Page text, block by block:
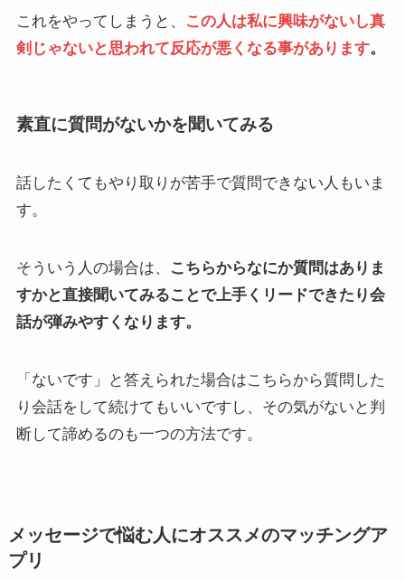
これをやってしまうと、
この人は私に興味がないし真
剣じゃないと思われて反応が悪くなる事があります。
素直に質問がないかを聞いてみる
話したくてもやり取りが苦手で質問できない人もいま
す。
そういう人の場合は、
こちらからなにか質問はありま
すかと直接聞いてみることで上手くリードできたり会
話が弾みやすくなります。
「ないです」と答えられた場合はこちらから質問した
り会話をして続けてもいいですし、その気がないと判
断して諦めるのも一つの方法です。
メッセージで悩む人にオススメのマッチングア
プリ